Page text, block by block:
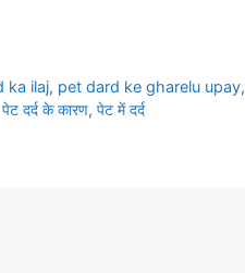
ka ilaj, pet dard ke gharelu upay,
पेट दर्द के कारण, पेट में दर्द